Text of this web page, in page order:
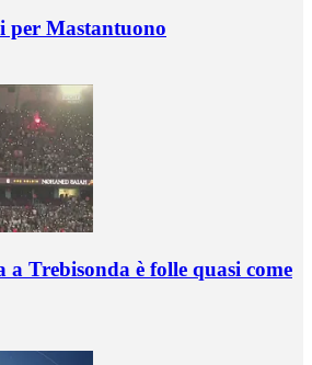
per Mastantuono
a Trebisonda è folle quasi come